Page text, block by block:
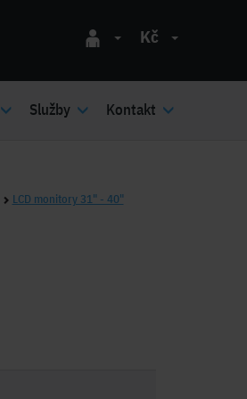
Kč
Služby Kontakt
LCD monitory 31" - 40"